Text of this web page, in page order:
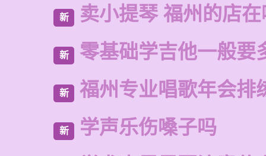
新 卖小提琴 福州的店
新 零基础学吉他一般要
新 福州专业唱歌年会排
新 学声乐伤嗓子吗